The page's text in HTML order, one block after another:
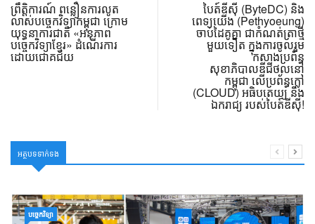
ព្រឹត្តិការណ៍ ពន្លឿនការលូត
លាស់បច្ចេកវិទ្យាកម្ពុជា ក្រោម
យុទ្ធនាការជាតិ «អនុភាព
បច្ចេកវិទ្យាខ្មែរ» ដំណើរការ
ដោយជោគជ័យ
បៃត៍ឌីស៊ី (ByteDC) និង
ពេទ្យយើង (Pethyoeung)
ចាប់ដៃគូគ្នា ជាកំណត់ត្រាថ្មី
មួយទៀត ក្នុងការចូលរួម
កសាងប្រព័ន្ធ
សុខាភិបាលឌីជីថល​នៅ
កម្ពុជា លើប្រព័ន្ធក្លៅ
(CLOUD) អធិបតេយ្យ និង
ឯករាជ្យ របស់បៃត៍ឌីស៊ី!
អត្ថបទទាក់ទង
បច្ចេកវិទ្យា